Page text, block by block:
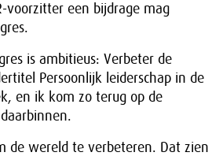
voorzitter een bijdrage mag
is ambitieus: Verbeter de
Persoonlijk leiderschap in de
en ik kom zo terug op de
de wereld te verbeteren. Dat zien